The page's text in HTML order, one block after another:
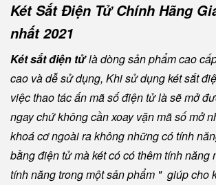
Két Sắt Điện Tử Chính Hãng
nhất 2021
Két sắt điện tửlà dòng sản phẩm cao
cao và dễ sử dụng, Khi sử dụng két sắt
việc thao tác ấn mã số điện tử là sẽ mở
ngay chứ không cần xoay vặn mã số mở
khoá cơ ngoài ra không những có tính
bằng điện tử mà két có có thêm tính năng
tính năng trong một sản phẩm " giúp cho